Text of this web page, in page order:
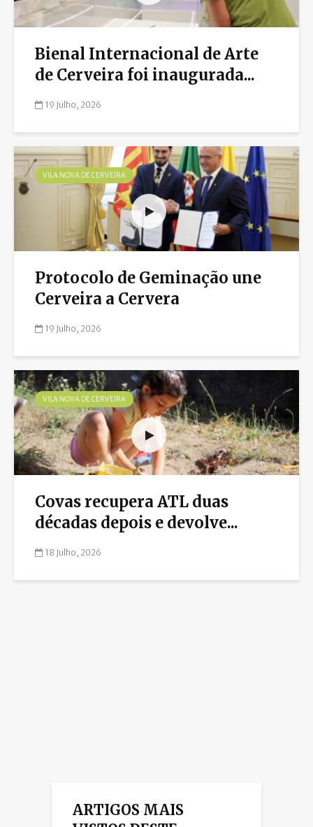
Bienal Internacional de Arte
de Cerveira foi inaugurada...
19 Julho, 2026
VILA NOVA DE CERVEIRA
Protocolo de Geminação une
Cerveira a Cervera
19 Julho, 2026
VILA NOVA DE CERVEIRA
Covas recupera ATL duas
décadas depois e devolve...
18 Julho, 2026
ARTIGOS MAIS